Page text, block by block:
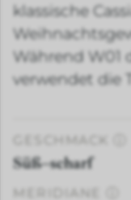
klassische
Während W01
verwendet die
GESCHMACK
Süß–scharf
MERIDIANE